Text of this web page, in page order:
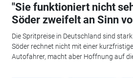
"Sie funktioniert nicht
Söder zweifelt an Sinn
Die Spritpreise in Deutschland sind
Söder rechnet nicht mit einer
Autofahrer, macht aber Hoffnung auf